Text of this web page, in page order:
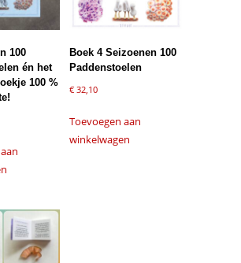
100
én het
100 %
Boek 4 Seizoenen 100
Paddenstoelen
€ 32,10
Toevoegen aan
winkelwagen